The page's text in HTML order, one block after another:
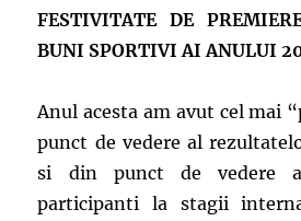
FESTIVITATE DE
BUNI SPORTIVI AI ANULUI
Anul acesta am avut cel mai
punct de vedere al
si din punct de vedere
participanti la stagii